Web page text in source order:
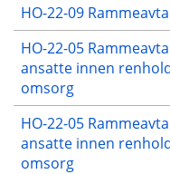
HO-22-09
HO-22-05
ansatte innen
omsorg
HO-22-05
ansatte innen
omsorg